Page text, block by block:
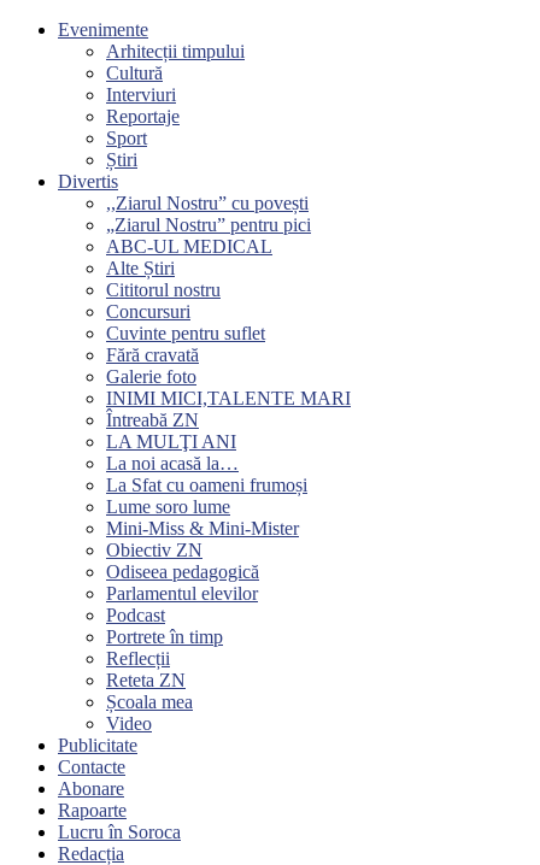
Evenimente
Arhitecții timpului
Cultură
Interviuri
Reportaje
Sport
Știri
Divertis
,,Ziarul Nostru” cu povești
„Ziarul Nostru” pentru pici
ABC-UL MEDICAL
Alte Știri
Cititorul nostru
Concursuri
Cuvinte pentru suflet
Fără cravată
Galerie foto
INIMI MICI,TALENTE MARI
Întreabă ZN
LA MULŢI ANI
La noi acasă la…
La Sfat cu oameni frumoși
Lume soro lume
Mini-Miss & Mini-Mister
Obiectiv ZN
Odiseea pedagogică
Parlamentul elevilor
Podcast
Portrete în timp
Reflecții
Reteta ZN
Școala mea
Video
Publicitate
Contacte
Abonare
Rapoarte
Lucru în Soroca
Redacția